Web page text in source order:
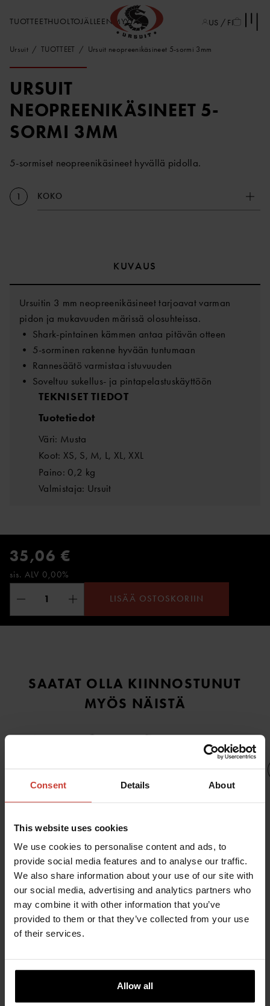
Consent Details About
This website uses cookies
We use cookies to personalise content and ads, to
provide social media features and to analyse our traffic.
We also share information about your use of our site with
our social media, advertising and analytics partners who
may combine it with other information that you’ve
provided to them or that they’ve collected from your use
of their services.
Allow all
TUOTTEETHUOLTOJÄLLEENMYYJÄT US / FI
Ursuit TUOTTEET Ursuit neopreenikäsineet 5-sormi 3mm
URSUIT
NEOPREENIKÄSINEET 5-
SORMI 3MM
5-sormiset neopreenikäsineet hyvällä pidolla.
1 KOKO
KUVAUS
Ursuitin 3 mm neopreenikäsineet tarjoavat varman
pidon ja mukavuuden märissä olosuhteissa.
• Shark-pintainen kämmen antaa pitävän otteen
• 5-sorminen rakenne hyvään tuntumaan
• Rannesäätö varmistaa istuvuuden
• Soveltuu sukellus- ja pintapelastuskäyttöön
TEKNISET TIEDOT
Tuotetiedot
Väri: Musta
Koot: XS, S, M, L, XL, XXL
Paino: 0,2 kg
Valmistaja: Ursuit
35,06 €
sis. ALV 0,00%
LISÄÄ OSTOSKORIIN
SAATAT OLLA KIINNOSTUNUT
MYÖS NÄISTÄ
NOMEX
2948,21 €
2581,67 €
GEMINO
OPERATIVE
ORANGE
GORE-
TEX®
URSUIT
ATOS
2310,76 €